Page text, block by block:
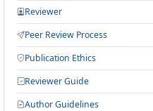
Reviewer
Peer Review Process
Publication Ethics
Reviewer Guide
Author Guidelines